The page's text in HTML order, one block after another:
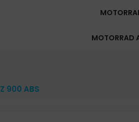
MOTORRAD
Z 900 ABS